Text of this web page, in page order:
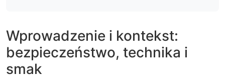
Wprowadzenie i kontekst:
bezpieczeństwo, technika i
smak